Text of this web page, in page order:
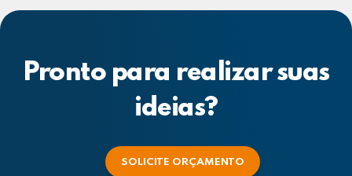
Pronto para realizar suas
ideias?
SOLICITE ORÇAMENTO